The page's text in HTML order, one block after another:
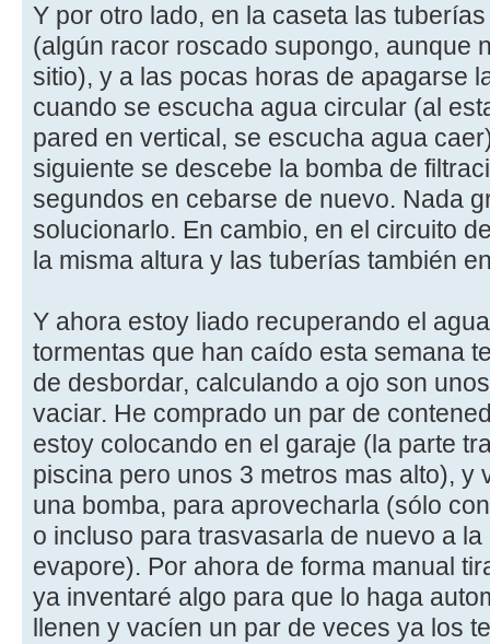
Y por otro lado, en la caseta las
(algún racor roscado supongo, aunque
sitio), y a las pocas horas de apagarse
cuando se escucha agua circular (al
pared en vertical, se escucha agua
siguiente se descebe la bomba de
segundos en cebarse de nuevo. Nada
solucionarlo. En cambio, en el circuito
la misma altura y las tuberías también
Y ahora estoy liado recuperando el
tormentas que han caído esta semana
de desbordar, calculando a ojo son
vaciar. He comprado un par de
estoy colocando en el garaje (la parte
piscina pero unos 3 metros mas alto), y
una bomba, para aprovecharla (sólo
o incluso para trasvasarla de nuevo a
evapore). Por ahora de forma manual
ya inventaré algo para que lo haga
llenen y vacíen un par de veces ya los